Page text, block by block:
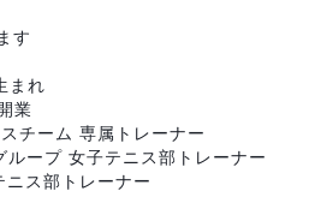
す
まれ
業
チーム 専属トレーナー
ープ 女子テニス部トレーナー
ス部トレーナー